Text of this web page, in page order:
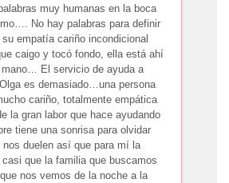
muy humanas en la boca
No hay palabras para definir
empatía cariño incondicional
caigo y tocó fondo, ella está ahí
mano… El servicio de ayuda a
es demasiado…una persona
cariño, totalmente empática
la gran labor que hace ayudando
tiene una sonrisa para olvidar
nos duelen así que para mí la
que la familia que buscamos
nos vemos de la noche a la